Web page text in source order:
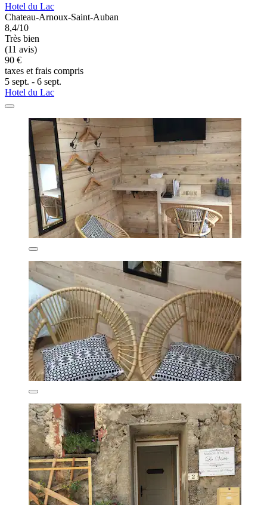
Hotel du Lac
Chateau-Arnoux-Saint-Auban
8,4/10
Très bien
(11 avis)
90 €
taxes et frais compris
5 sept. - 6 sept.
Hotel du Lac